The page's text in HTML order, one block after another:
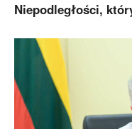
Niepodległości,